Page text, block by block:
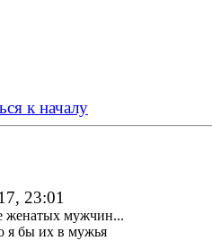
к началу
23:01
женатых мужчин...
я бы их в мужья